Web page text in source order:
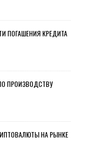
ПОГАШЕНИЯ КРЕДИТА
ПРОИЗВОДСТВУ
НА РЫНКЕ